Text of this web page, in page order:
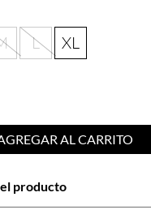
L XL
AL CARRITO
producto